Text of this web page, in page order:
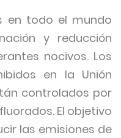
en todo el mundo
y reducción
nocivos. Los
en la Unión
controlados por
El objetivo
las emisiones de